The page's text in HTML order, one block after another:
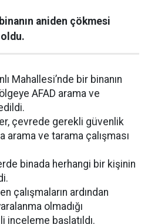
aniden çökmesi
Mahallesi’nde bir binanın
AFAD arama ve
çevrede gerekli güvenlik
arama ve tarama çalışması
binada herhangi bir kişinin
çalışmaların ardından
olmadığı
inceleme başlatıldı.